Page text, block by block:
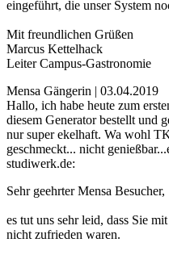
eingeführt, die unser System
Mit freundlichen Grüßen
Marcus Kettelhack
Leiter Campus-Gastronomie
Mensa Gängerin | 03.04.2019
Hallo, ich habe heute zum
diesem Generator bestellt und
nur super ekelhaft. Wa wohl
geschmeckt... nicht
studiwerk.de:
Sehr geehrter Mensa Besucher,
es tut uns sehr leid, dass Sie
nicht zufrieden waren.